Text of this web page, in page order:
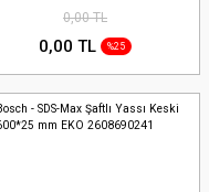
0,00 TL
0,00 TL %25